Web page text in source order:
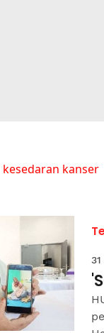
kesedaran kanser